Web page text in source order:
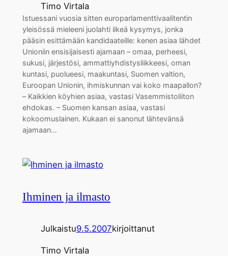
Timo Virtala
Istuessani vuosia sitten europarlamenttivaalitentin
yleisössä mieleeni juolahti ilkeä kysymys, jonka
pääsin esittämään kandidaateille: kenen asiaa lähdet
Unioniin ensisijaisesti ajamaan – omaa, perheesi,
sukusi, järjestösi, ammattiyhdistysliikkeesi, oman
kuntasi, puolueesi, maakuntasi, Suomen valtion,
Euroopan Unionin, ihmiskunnan vai koko maapallon?
– Kaikkien köyhien asiaa, vastasi Vasemmistoliiton
ehdokas. – Suomen kansan asiaa, vastasi
kokoomuslainen. Kukaan ei sanonut lähtevänsä
ajamaan…
Ihminen ja ilmasto
Julkaistu9.5.2007kirjoittanut
Timo Virtala